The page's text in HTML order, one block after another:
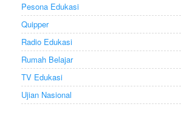
Pesona Edukasi
Quipper
Radio Edukasi
Rumah Belajar
TV Edukasi
Ujian Nasional